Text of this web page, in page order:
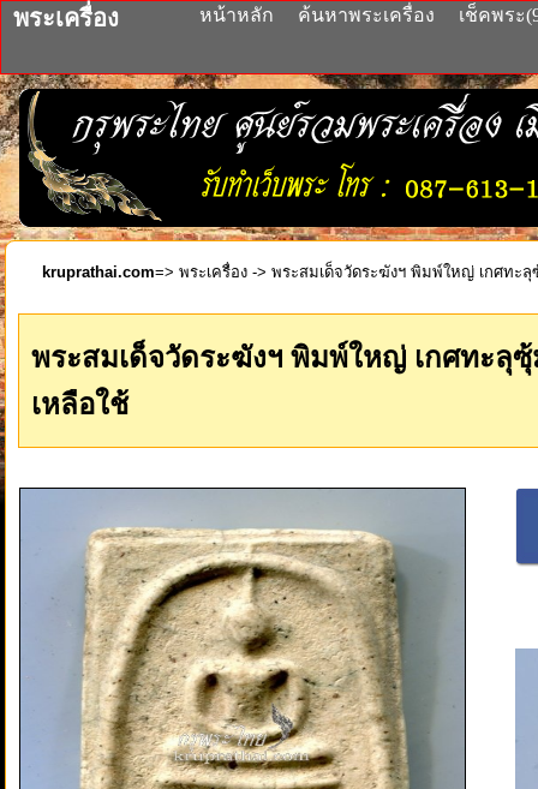
พระเครื่อง หน้าหลัก ค้นหาพระเครื่อง เช็คพระ
kruprathai.com=> พระเครื่อง -> พระสมเด็จวัดระฆังฯ พิมพ์ใหญ่ เกศทะ
พระสมเด็จวัดระฆังฯ พิมพ์ใหญ่ เกศทะลุ
เหลือใช้